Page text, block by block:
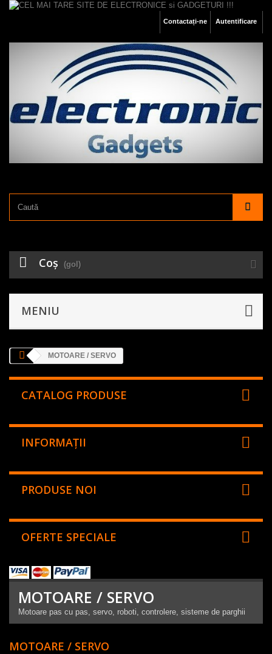
Autentificare
Contactați-ne
Coş (gol)
MENIU
MOTOARE / SERVO
CATALOG PRODUSE
INFORMAŢII
PRODUSE NOI
OFERTE SPECIALE
MOTOARE / SERVO
Motoare pas cu pas, servo, roboti, controlere, sisteme de parghii
MOTOARE / SERVO